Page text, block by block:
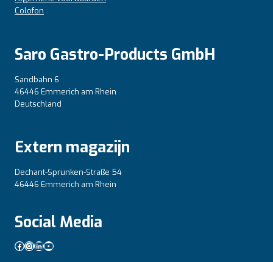
Colofon
Saro Gastro-Products GmbH
Sandbahn 6
46446 Emmerich am Rhein
Deutschland
Extern magazijn
Dechant-Sprünken-Straße 54
46446 Emmerich am Rhein
Social Media
Facebook
Instagram
LinkedIn
YouTube